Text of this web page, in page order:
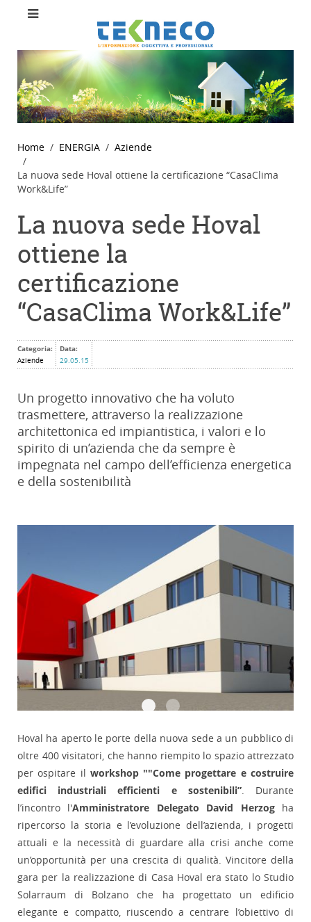
Home ENERGIA Aziende
La nuova sede Hoval ottiene la certificazione “CasaClima
Work&Life”
La nuova sede Hoval
ottiene la
certificazione
“CasaClima Work&Life”
Categoria:
Aziende
Data:
29.05.15
Un progetto innovativo che ha voluto
trasmettere, attraverso la realizzazione
architettonica ed impiantistica, i valori e lo
spirito di un’azienda che da sempre è
impegnata nel campo dell’efficienza energetica
e della sostenibilità
Hoval ha aperto le porte della nuova sede a un pubblico di
oltre 400 visitatori, che hanno riempito lo spazio attrezzato
per ospitare il workshop ""Come progettare e costruire
edifici industriali efficienti e sostenibili”. Durante
l’incontro l'Amministratore Delegato David Herzogha
ripercorso la storia e l’evoluzione dell’azienda, i progetti
attuali e la necessità di guardare alla crisi anche come
un’opportunità per una crescita di qualità. Vincitore della
gara per la realizzazione di Casa Hoval era stato lo Studio
Solarraum di Bolzano che ha progettato un edificio
elegante e compatto, riuscendo a centrare l’obiettivo di